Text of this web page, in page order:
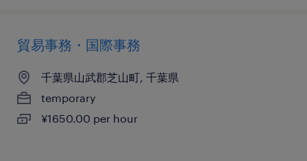
貿易事務・国際事務
千葉県山武郡芝山町, 千葉県
temporary
¥1650.00 per hour